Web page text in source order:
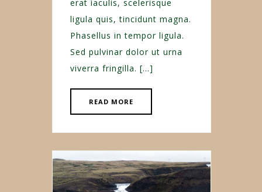
erat iaculis, scelerisque
ligula quis, tincidunt magna.
Phasellus in tempor ligula.
Sed pulvinar dolor ut urna
viverra fringilla. […]
READ MORE